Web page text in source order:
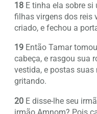
18 E tinha ela sobre si
filhas virgens dos reis
criado, e fechou a
19 Então Tamar
cabeça, e rasgou sua
vestida, e postas
gritando.
20 E disse-lhe seu
irmão Amnom? Pois